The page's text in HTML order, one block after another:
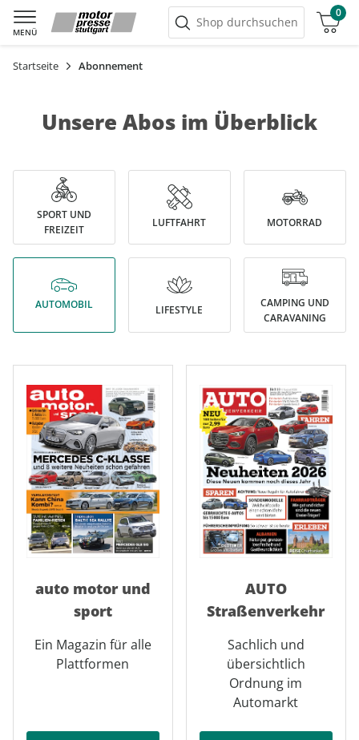
MENÜ
Shop durchsuchen
0
Warenkorb
Startseite Abonnement
Unsere Abos im Überblick
SPORT UND
FREIZEIT
LUFTFAHRT MOTORRAD
AUTOMOBIL LIFESTYLE
CAMPING UND
CARAVANING
auto motor und
sport
Ein Magazin für alle
Plattformen
AUTO
Straßenverkehr
Sachlich und
übersichtlich
Ordnung im
Automarkt